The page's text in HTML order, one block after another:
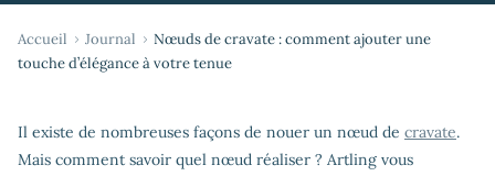
Accueil Journal
Nœuds de cravate : comment ajouter une
touche d’élégance à votre tenue
Il existe de nombreuses façons de nouer un nœud de cravate.
Mais comment savoir quel nœud réaliser ? Artling vous